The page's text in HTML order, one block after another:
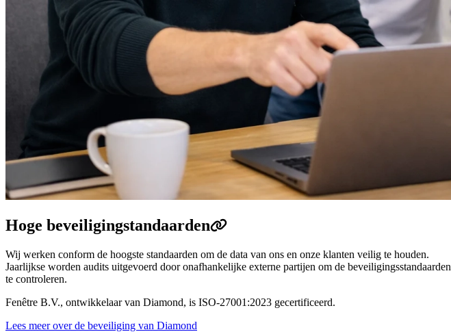
Hoge beveiligingstandaarden
Wij werken conform de hoogste standaarden om de data van ons en onze klanten veilig te houden.
Jaarlijkse worden audits uitgevoerd door onafhankelijke externe partijen om de beveiligingsstandaarden
te controleren.
Fenêtre B.V., ontwikkelaar van Diamond, is ISO-27001:2023 gecertificeerd.
Lees meer over de beveiliging van Diamond